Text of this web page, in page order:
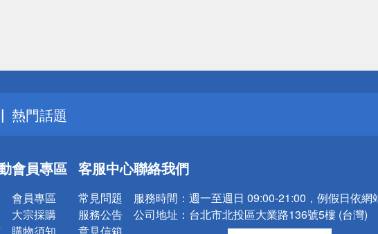
詐騙網頁！請小心！
得獎公告
熱門話題
銀行優惠
詐騙網頁！請小心！
會員專區
會員專區
大宗採購
客服中心
常見問題
服務公告
聯絡我們
服務時間： 週一至週日 09:00-21:00，例假日依網
公司地址： 台北市北投區大業路136號5樓 (台灣)